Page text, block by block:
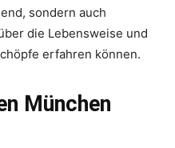
sondern auch
die Lebensweise und
erfahren können.
München